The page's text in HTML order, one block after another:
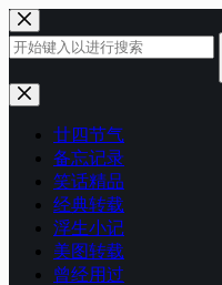
跳
至
内
容
无
廿四节气
备忘记录
笑话精品
经典转载
浮生小记
美图转载
曾经用过